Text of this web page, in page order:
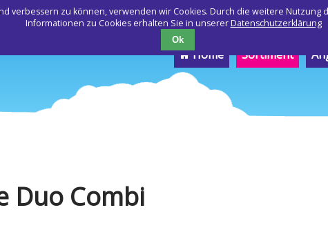
verbessern zu können, verwenden wir Cookies. Durch die weitere Nutzung
Informationen zu Cookies erhalten Sie in unserer Datenschutzerklärung
Ok
Navigation
überspringen
Home Sortiment
Duo Combi